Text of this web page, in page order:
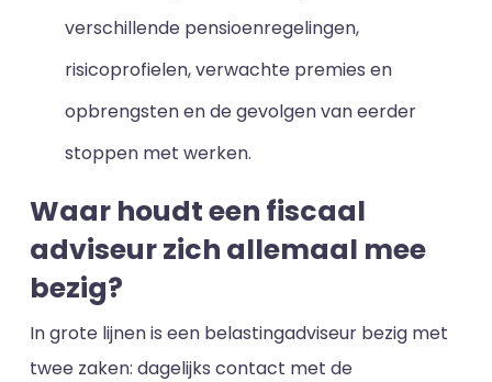
verschillende pensioenregelingen,
risicoprofielen, verwachte premies en
opbrengsten en de gevolgen van eerder
stoppen met werken.
Waar houdt een fiscaal
adviseur zich allemaal mee
bezig?
In grote lijnen is een belastingadviseur bezig met
twee zaken: dagelijks contact met de